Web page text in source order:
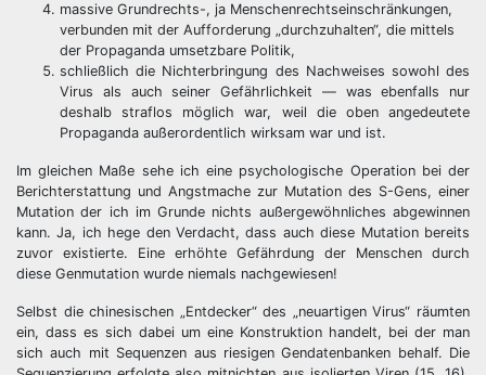
massive Grundrechts-, ja Menschenrechtseinschränkungen,
verbunden mit der Aufforderung „durchzuhalten“, die mittels
der Propaganda umsetzbare Politik,
schließlich die Nichterbringung des Nachweises sowohl des
Virus als auch seiner Gefährlichkeit — was ebenfalls nur
deshalb straflos möglich war, weil die oben angedeutete
Propaganda außerordentlich wirksam war und ist.
Im gleichen Maße sehe ich eine psychologische Operation bei der
Berichterstattung und Angstmache zur Mutation des S-Gens, einer
Mutation der ich im Grunde nichts außergewöhnliches abgewinnen
kann. Ja, ich hege den Verdacht, dass auch diese Mutation bereits
zuvor existierte. Eine erhöhte Gefährdung der Menschen durch
diese Genmutation wurde niemals nachgewiesen!
Selbst die chinesischen „Entdecker“ des „neuartigen Virus“ räumten
ein, dass es sich dabei um eine Konstruktion handelt, bei der man
sich auch mit Sequenzen aus riesigen Gendatenbanken behalf. Die